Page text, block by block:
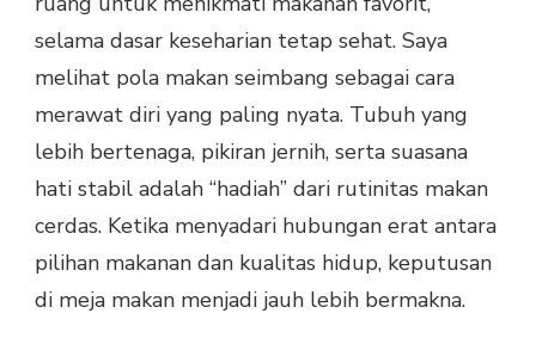
selama dasar keseharian tetap sehat. Saya
melihat pola makan seimbang sebagai cara
merawat diri yang paling nyata. Tubuh yang
lebih bertenaga, pikiran jernih, serta suasana
hati stabil adalah “hadiah” dari rutinitas makan
cerdas. Ketika menyadari hubungan erat antara
pilihan makanan dan kualitas hidup, keputusan
di meja makan menjadi jauh lebih bermakna.